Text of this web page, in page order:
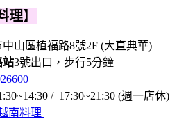
理】
山區植福路8號2F (大直典華)
站3號出口，步行5分鐘
/ 17:30~21:30 (週一店休)
南料理